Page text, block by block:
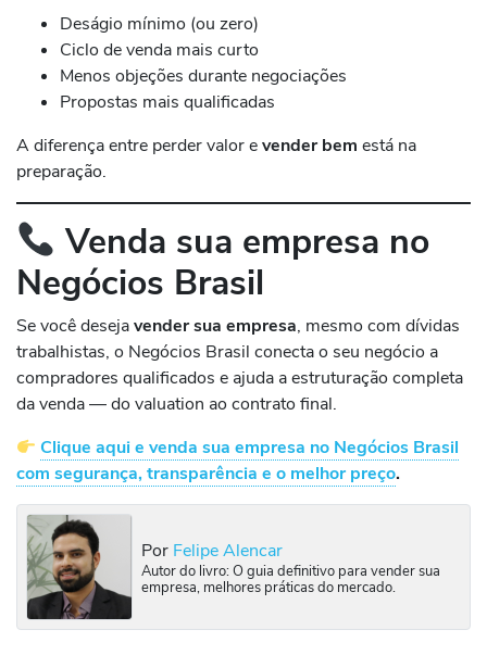
Deságio mínimo (ou zero)
Ciclo de venda mais curto
Menos objeções durante negociações
Propostas mais qualificadas
A diferença entre perder valor evender bem está na
preparação.
Venda sua empresa no
Negócios Brasil
Se você desejavender sua empresa, mesmo com dívidas
trabalhistas, o Negócios Brasil conecta o seu negócio a
compradores qualificados e ajuda a estruturação completa
da venda — do valuation ao contrato final.
Clique aqui e venda sua empresa no Negócios Brasil
com segurança, transparência e o melhor preço.
Por Felipe Alencar
Autor do livro: O guia definitivo para vender sua
empresa, melhores práticas do mercado.